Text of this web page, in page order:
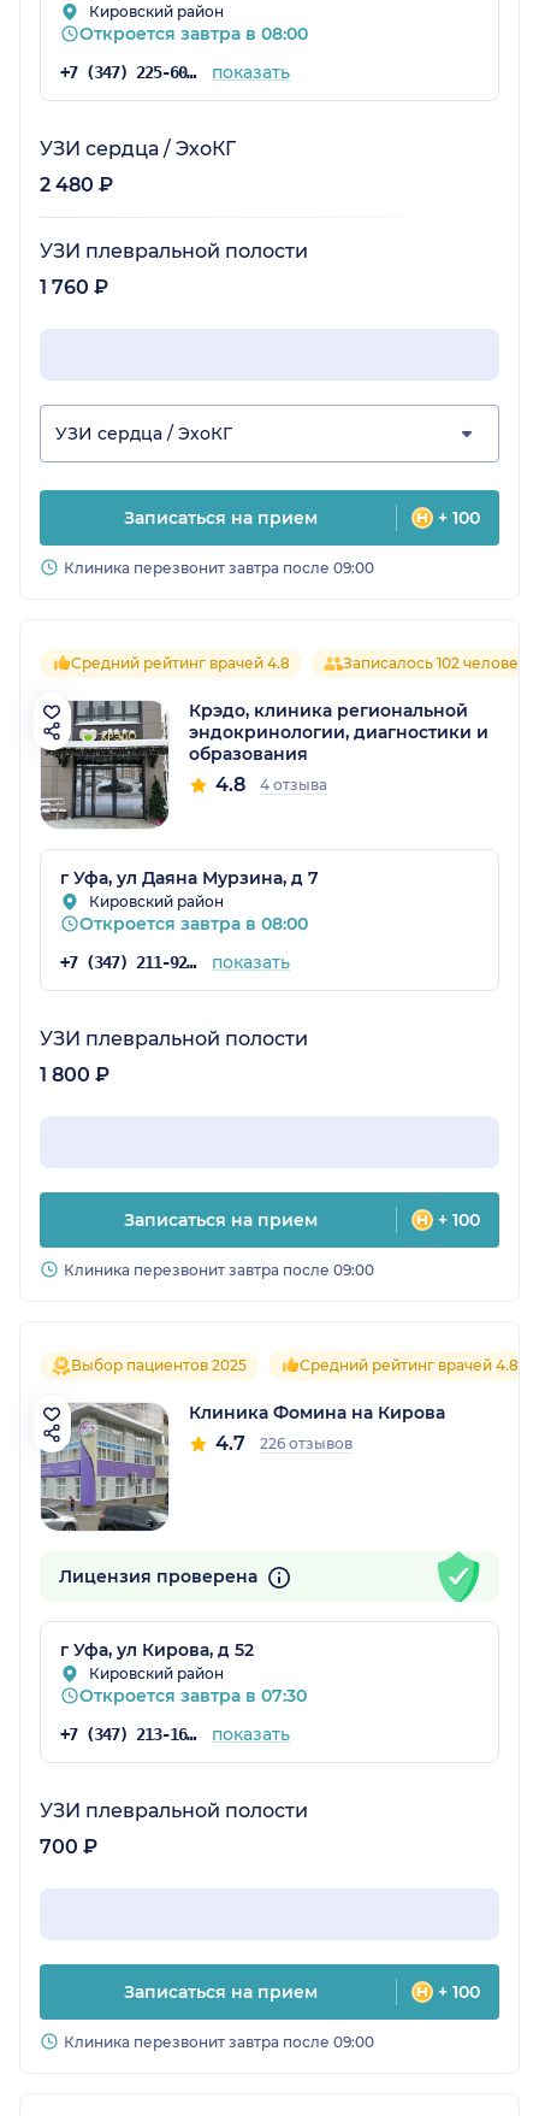
Кировский район
Откроется завтра в 08:00
+7 (347) 225-60-84 показать
УЗИ сердца / ЭхоКГ
2 480 ₽
УЗИ плевральной полости
1 760 ₽
УЗИ сердца / ЭхоКГ
Записаться на прием + 100
Клиника перезвонит завтра после 09:00
Средний рейтинг врачей 4.8 Записалось 102 человека
Крэдо, клиника региональной
эндокринологии, диагностики и
образования
4.8 4 отзыва
г Уфа, ул Даяна Мурзина, д 7
Кировский район
Откроется завтра в 08:00
+7 (347) 211-92-39 показать
УЗИ плевральной полости
1 800 ₽
Записаться на прием + 100
Клиника перезвонит завтра после 09:00
Выбор пациентов 2025 Средний рейтинг врачей 4.8
Клиника Фомина на Кирова
4.7 226 отзывов
Лицензия проверена
г Уфа, ул Кирова, д 52
Кировский район
Откроется завтра в 07:30
+7 (347) 213-16-75 показать
УЗИ плевральной полости
700 ₽
Записаться на прием + 100
Клиника перезвонит завтра после 09:00